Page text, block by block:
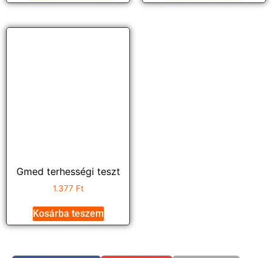
Gmed terhességi teszt
1.377 Ft
Kosárba teszem